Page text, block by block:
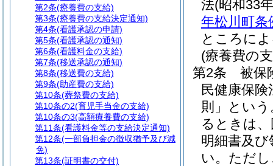
法(昭和33
年松川町条
ところに
(療養費の
第2条
被保
民健康保険
則」という
るときは
明細書及
い。 ただ
第2条(療養費の支給)
第3条(療養費の支給決定通知)
第4条(看護承認の申請)
第5条(看護承認の通知)
第6条(看護料金の支給)
第7条(移送承認の通知)
第8条(移送費の支給)
第9条(助産費の支給)
第10条(葬祭費の支給)
第10条の2(育児手当金の支給)
第10条の3(高額療養費の支給)
第11条(看護料金等の支給決定通知)
第12条(一部負担金の徴収猶予及び減
免)
第13条(証明書の交付)